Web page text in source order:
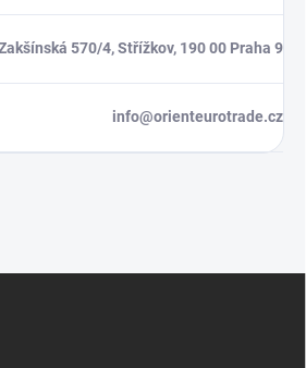
570/4, Střížkov, 190 00 Praha 9
info@orienteurotrade.cz